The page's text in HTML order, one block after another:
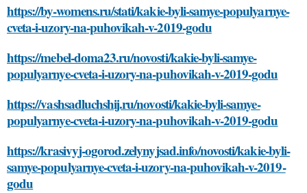
https://by-womens.ru/stati/kakie-byli-samye-populyarnye-
cveta-i-uzory-na-puhovikah-v-2019-godu
https://mebel-doma23.ru/novosti/kakie-byli-samye-
populyarnye-cveta-i-uzory-na-puhovikah-v-2019-godu
https://vashsadluchshij.ru/novosti/kakie-byli-samye-
populyarnye-cveta-i-uzory-na-puhovikah-v-2019-godu
https://krasivyj-ogorod.zelynyjsad.info/novosti/kakie-byli-
samye-populyarnye-cveta-i-uzory-na-puhovikah-v-2019-
godu